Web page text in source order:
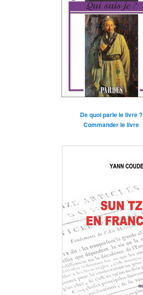
De quoi parle le livre ?
Commander le livre